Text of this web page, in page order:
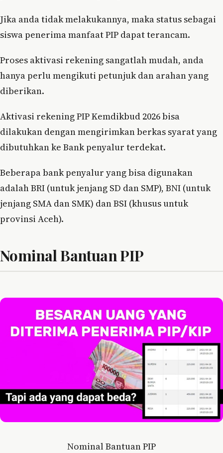
Jika anda tidak melakukannya, maka status sebagai
siswa penerima manfaat PIP dapat terancam.
Proses aktivasi rekening sangatlah mudah, anda
hanya perlu mengikuti petunjuk dan arahan yang
diberikan.
Aktivasi rekening PIP Kemdikbud 2026 bisa
dilakukan dengan mengirimkan berkas syarat yang
dibutuhkan ke Bank penyalur terdekat.
Beberapa bank penyalur yang bisa digunakan
adalah BRI (untuk jenjang SD dan SMP), BNI (untuk
jenjang SMA dan SMK) dan BSI (khusus untuk
provinsi Aceh).
Nominal Bantuan PIP
Nominal Bantuan PIP